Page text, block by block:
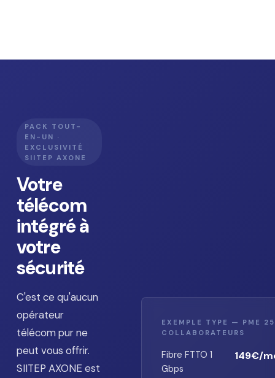
PACK TOUT-
EN-UN ·
EXCLUSIVITÉ
SIITEP AXONE
Votre
télécom
intégré à
votre
sécurité
C'est ce qu'aucun
opérateur
télécom pur ne
peut vous offrir.
SIITEP AXONE est
EXEMPLE TYPE — PME 25
COLLABORATEURS
Fibre FTTO 1
Gbps
149€/